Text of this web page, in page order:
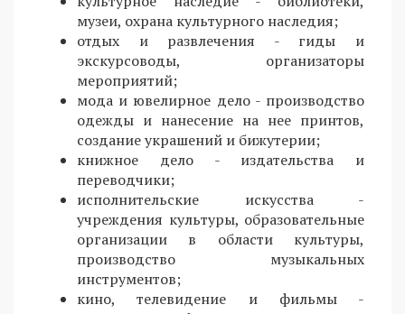
музеи, охрана культурного наследия;
отдых и развлечения - гиды и
экскурсоводы, организаторы
мероприятий;
мода и ювелирное дело - производство
одежды и нанесение на нее принтов,
создание украшений и бижутерии;
книжное дело - издательства и
переводчики;
исполнительские искусства -
учреждения культуры, образовательные
организации в области культуры,
производство музыкальных
инструментов;
кино, телевидение и фильмы -